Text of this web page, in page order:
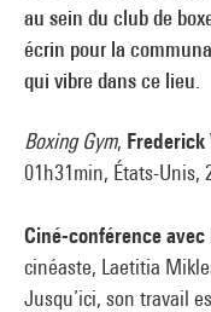
au sein du club de
écrin pour la
qui vibre dans ce lieu.
Boxing Gym, Frederick
01h31min, États-Unis,
Ciné-conférence
cinéaste, Laetitia
Jusqu’ici, son travail